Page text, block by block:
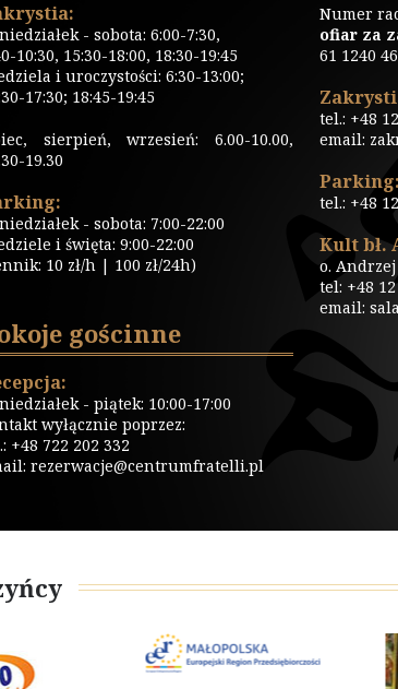
- sobota: 6:00-7:30,
10:30, 15:30-18:00, 18:30-19:45
i uroczystości: 6:30-13:00;
17:30; 18:45-19:45
sierpień, wrzesień: 6.00-10.00,
19.30
- sobota: 7:00-22:00
i święta: 9:00-22:00
10 zł/h | 100 zł/24h)
gościnne
- piątek: 10:00-17:00
wyłącznie poprzez:
+48 722 202 332
rezerwacje@centrumfratelli.pl
Numer
ofiar za
61 1240
tel.: +48
email:
Parking:
tel.: +48
Kult bł.
o.
tel: +48
email: